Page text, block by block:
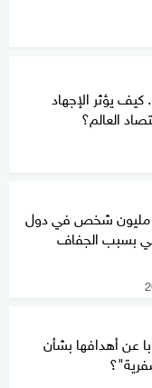
يؤثر الإجهاد
العالم؟
الجوع يهدد 20 مليون شخص في دول
بسبب الجفاف
عن أهدافها بشأن